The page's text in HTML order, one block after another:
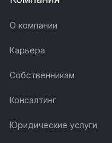
О компании
Карьера
Собственникам
Консалтинг
Юридические услуги